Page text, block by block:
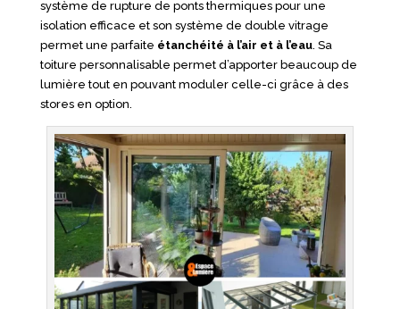
système de rupture de ponts thermiques pour une
isolation efficace et son système de double vitrage
permet une parfaite étanchéité à l’air et à l’eau. Sa
toiture personnalisable permet d’apporter beaucoup de
lumière tout en pouvant moduler celle-ci grâce à des
stores en option.